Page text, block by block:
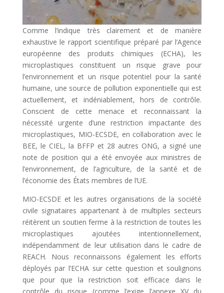
Comme l’indique très clairement et de manière
exhaustive le rapport scientifique préparé par l’Agence
européenne des produits chimiques (ECHA), les
microplastiques constituent un risque grave pour
l’environnement et un risque potentiel pour la santé
humaine, une source de pollution exponentielle qui est
actuellement, et indéniablement, hors de contrôle.
Conscient de cette menace et reconnaissant la
nécessité urgente d’une restriction impactante des
microplastiques, MIO-ECSDE, en collaboration avec le
BEE, le CIEL, la BFFP et 28 autres ONG, a signé une
note de position qui a été envoyée aux ministres de
l’environnement, de l’agriculture, de la santé et de
l’économie des États membres de l’UE.
MIO-ECSDE et les autres organisations de la société
civile signataires appartenant à de multiples secteurs
réitèrent un soutien ferme à la restriction de toutes les
microplastiques ajoutées intentionnellement,
indépendamment de leur utilisation dans le cadre de
REACH. Nous reconnaissons également les efforts
déployés par l’ECHA sur cette question et soulignons
que pour que la restriction soit efficace dans le
contrôle du risque (comme l’exige l’annexe XV du